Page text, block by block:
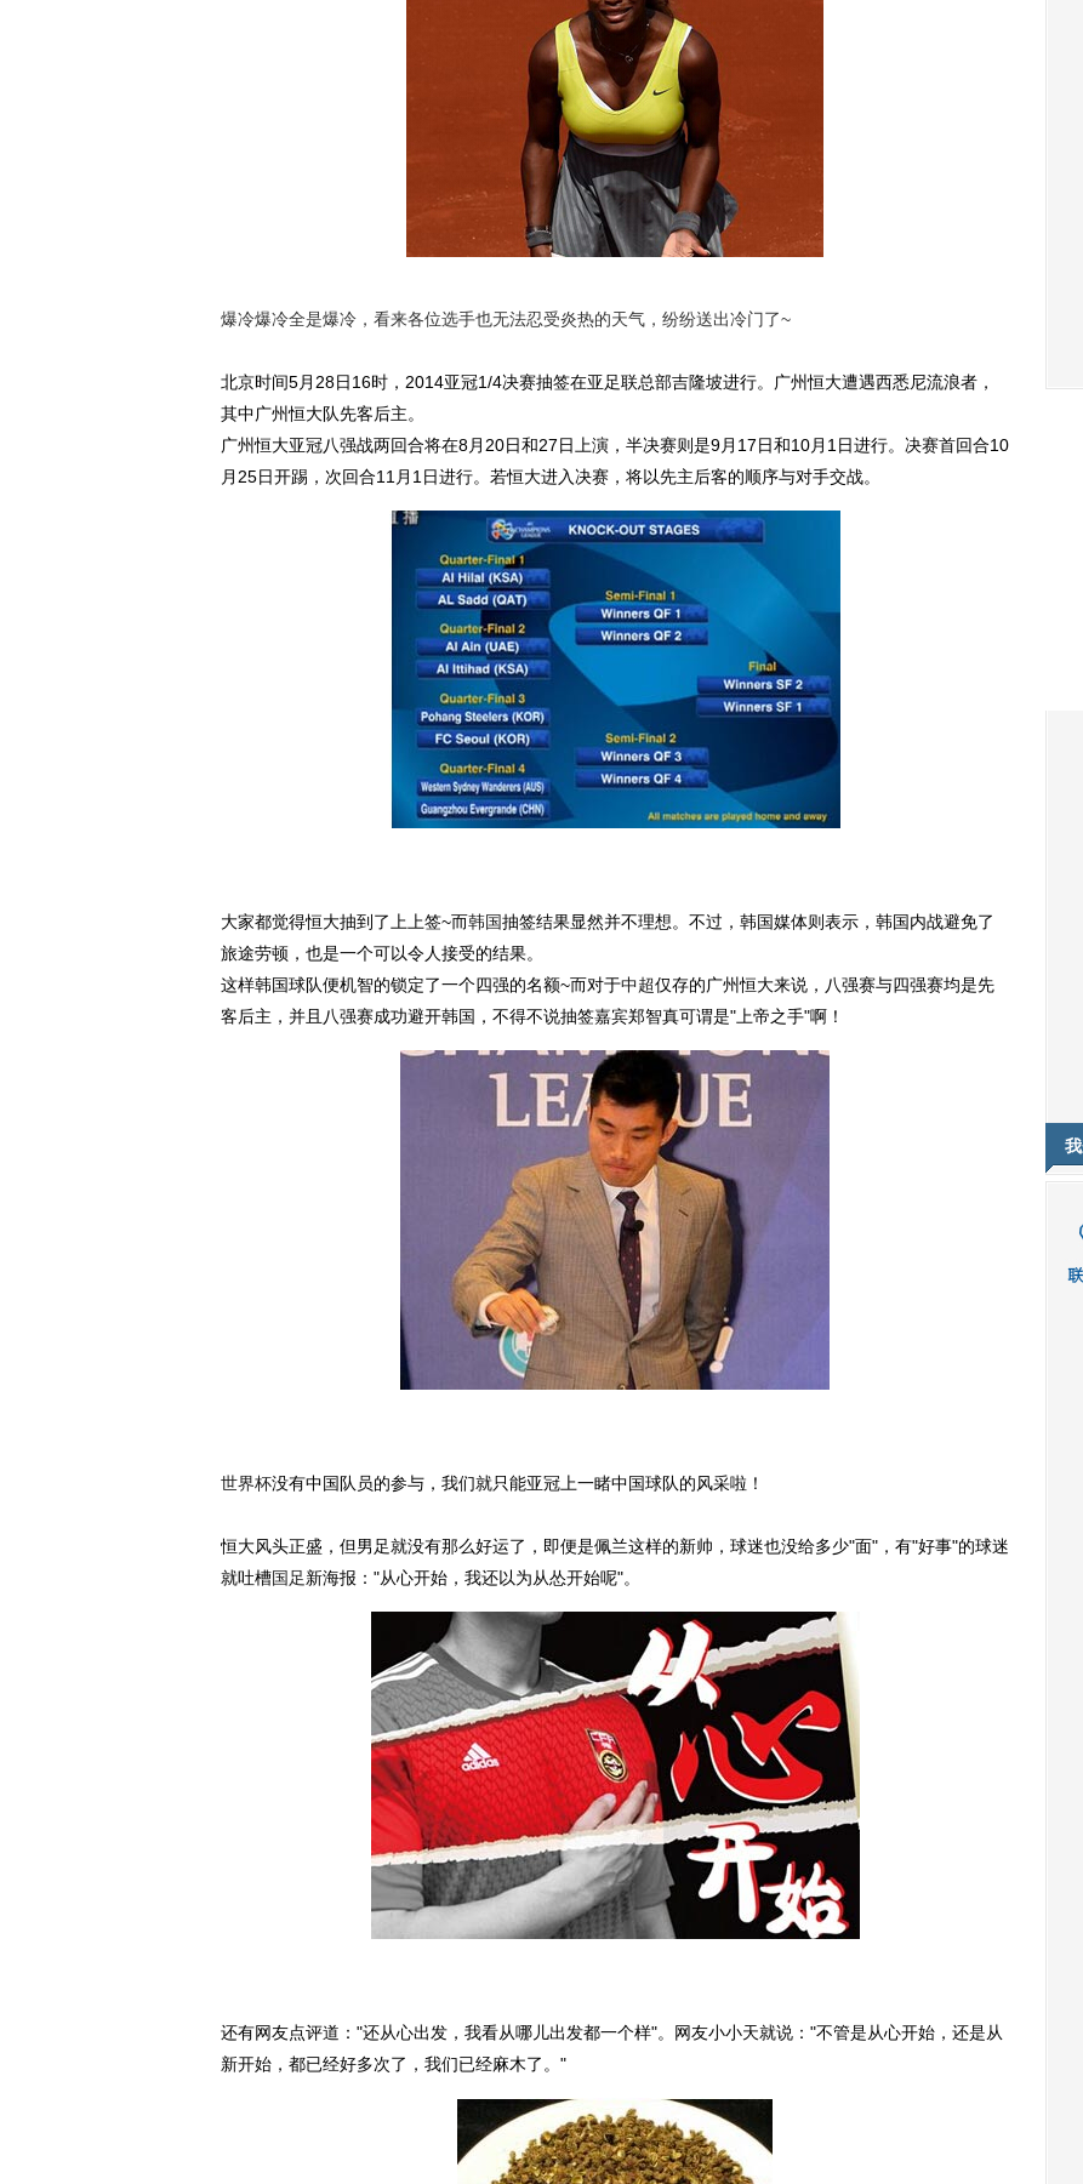
爆冷爆冷全是爆冷，看来各位选手也无法忍受炎热的天气，纷纷送出冷门了~
北京时间5月28日16时，2014亚冠1/4决赛抽签在亚足联总部吉隆坡进行。广州恒大遭遇西悉尼流浪者，
其中广州恒大队先客后主。
广州恒大亚冠八强战两回合将在8月20日和27日上演，半决赛则是9月17日和10月1日进行。决赛首回合10
月25日开踢，次回合11月1日进行。若恒大进入决赛，将以先主后客的顺序与对手交战。
大家都觉得恒大抽到了上上签~而韩国抽签结果显然并不理想。不过，韩国媒体则表示，韩国内战避免了
旅途劳顿，也是一个可以令人接受的结果。
这样韩国球队便机智的锁定了一个四强的名额~而对于中超仅存的广州恒大来说，八强赛与四强赛均是先
客后主，并且八强赛成功避开韩国，不得不说抽签嘉宾郑智真可谓是"上帝之手"啊！
世界杯没有中国队员的参与，我们就只能亚冠上一睹中国球队的风采啦！
恒大风头正盛，但男足就没有那么好运了，即便是佩兰这样的新帅，球迷也没给多少"面"，有"好事"的球迷
就吐槽国足新海报："从心开始，我还以为从怂开始呢"。
还有网友点评道："还从心出发，我看从哪儿出发都一个样"。网友小小天就说："不管是从心开始，还是从
新开始，都已经好多次了，我们已经麻木了。"